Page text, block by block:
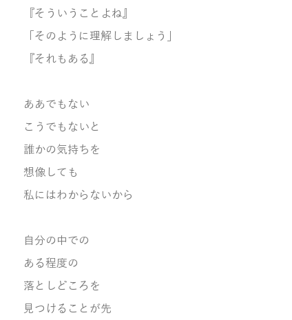
『そういうことよね』
「そのように理解しましょう」
『それもある』
ああでもない
こうでもないと
誰かの気持ちを
想像しても
私にはわからないから
自分の中での
ある程度の
落としどころを
見つけることが先